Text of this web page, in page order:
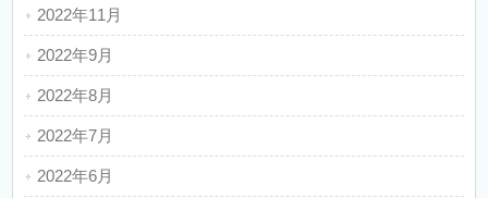
2022年11月
2022年9月
2022年8月
2022年7月
2022年6月